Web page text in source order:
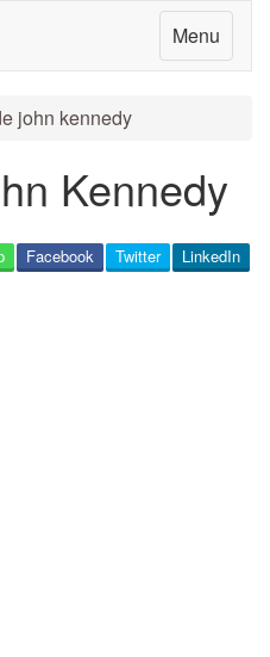
Menu
john kennedy
Kennedy
LinkedIn
Twitter
Facebook